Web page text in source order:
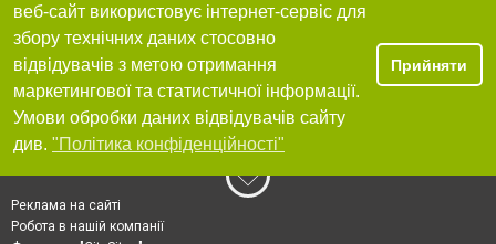
веб-сайт використовує інтернет-сервіс для
збору технічних даних стосовно
відвідувачів з метою отримання
маркетингової та статистичної інформації.
Умови обробки даних відвідувачів сайту
див. "Політика конфіденційності"
Прийняти
Реклама на сайті
Робота в нашій компанії